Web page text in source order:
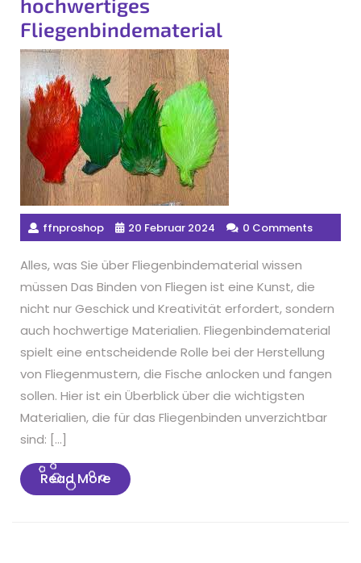
hochwertiges
Fliegenbindematerial
ffnproshop 20 Februar 2024 0 Comments
Alles, was Sie über Fliegenbindematerial wissen
müssen Das Binden von Fliegen ist eine Kunst, die
nicht nur Geschick und Kreativität erfordert, sondern
auch hochwertige Materialien. Fliegenbindematerial
spielt eine entscheidende Rolle bei der Herstellung
von Fliegenmustern, die Fische anlocken und fangen
sollen. Hier ist ein Überblick über die wichtigsten
Materialien, die für das Fliegenbinden unverzichtbar
sind: […]
Read MoreRead
More